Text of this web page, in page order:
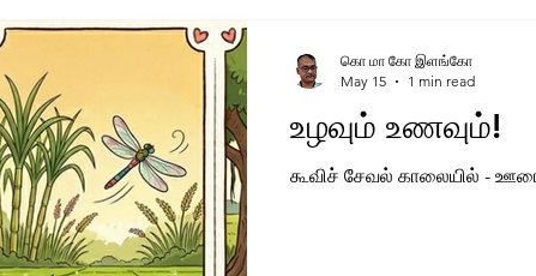
உழவும் உணவும்!
கொ மா கோ இளங்கோ
May 15
1 min read